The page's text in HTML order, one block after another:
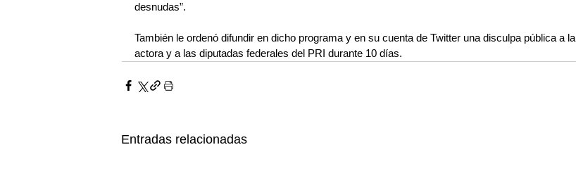
desnudas”.
También le ordenó difundir en dicho programa y en su cuenta de Twitter una disculpa pública a la
actora y a las diputadas federales del PRI durante 10 días.
Entradas relacionadas